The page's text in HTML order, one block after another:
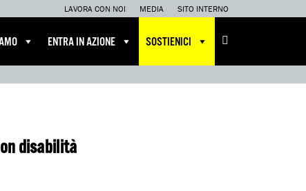
LAVORA CON NOI MEDIA SITO INTERNO
ENTRA IN AZIONE SOSTIENICI
disabilità